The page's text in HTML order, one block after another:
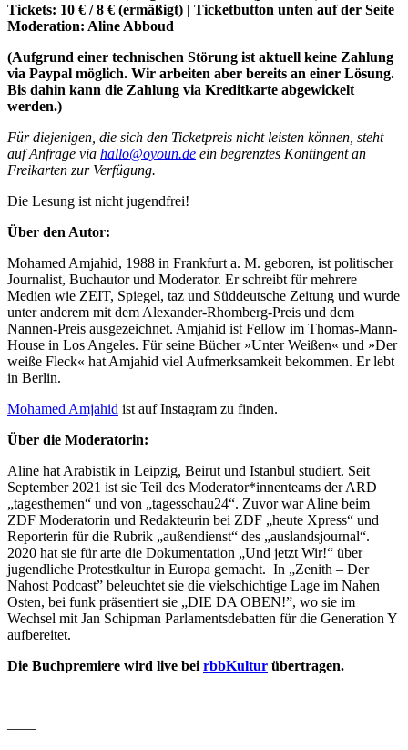
Tickets: 10 € / 8 € (ermäßigt) | Ticketbutton unten auf der Seite
Moderation: Aline Abboud
(Aufgrund einer technischen Störung ist aktuell keine Zahlung
via Paypal möglich. Wir arbeiten aber bereits an einer Lösung.
Bis dahin kann die Zahlung via Kreditkarte abgewickelt
werden.)
Für diejenigen, die sich den Ticketpreis nicht leisten können, steht
auf Anfrage via hallo@oyoun.de ein begrenztes Kontingent an
Freikarten zur Verfügung.
Die Lesung ist nicht jugendfrei!
Über den Autor:
Mohamed Amjahid, 1988 in Frankfurt a. M. geboren, ist politischer
Journalist, Buchautor und Moderator. Er schreibt für mehrere
Medien wie ZEIT, Spiegel, taz und Süddeutsche Zeitung und wurde
unter anderem mit dem Alexander-Rhomberg-Preis und dem
Nannen-Preis ausgezeichnet. Amjahid ist Fellow im Thomas-Mann-
House in Los Angeles. Für seine Bücher »Unter Weißen« und »Der
weiße Fleck« hat Amjahid viel Aufmerksamkeit bekommen. Er lebt
in Berlin.
Mohamed Amjahid ist auf Instagram zu finden.
Über die Moderatorin:
Aline hat Arabistik in Leipzig, Beirut und Istanbul studiert. Seit
September 2021 ist sie Teil des Moderator*innenteams der ARD
„tagesthemen“ und von „tagesschau24“. Zuvor war Aline beim
ZDF Moderatorin und Redakteurin bei ZDF „heute Xpress“ und
Reporterin für die Rubrik „außendienst“ des „auslandsjournal“.
2020 hat sie für arte die Dokumentation „Und jetzt Wir!“ über
jugendliche Protestkultur in Europa gemacht. In „Zenith – Der
Nahost Podcast” beleuchtet sie die vielschichtige Lage im Nahen
Osten, bei funk präsentiert sie „DIE DA OBEN!”, wo sie im
Wechsel mit Jan Schipman Parlamentsdebatten für die Generation Y
aufbereitet.
Die Buchpremiere wird live bei rbbKultur übertragen.
––––